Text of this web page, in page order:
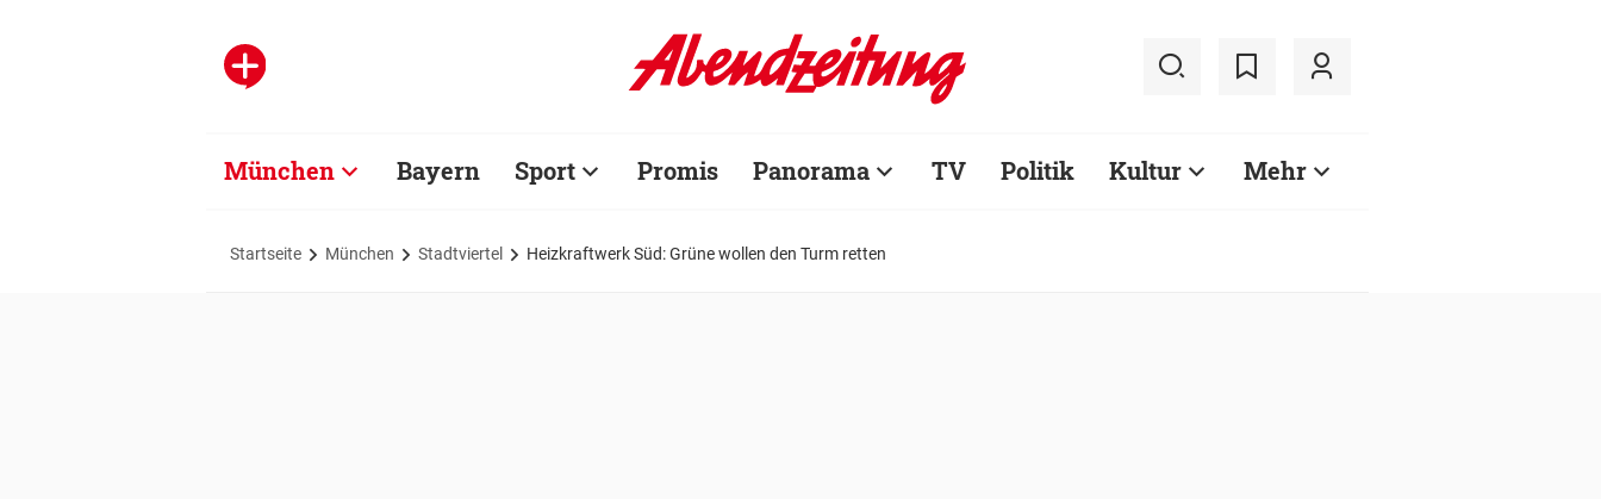
München Bayern Sport Promis Panorama TV Politik Kultur Mehr
Startseite München Stadtviertel Heizkraftwerk Süd: Grüne wollen den Turm retten